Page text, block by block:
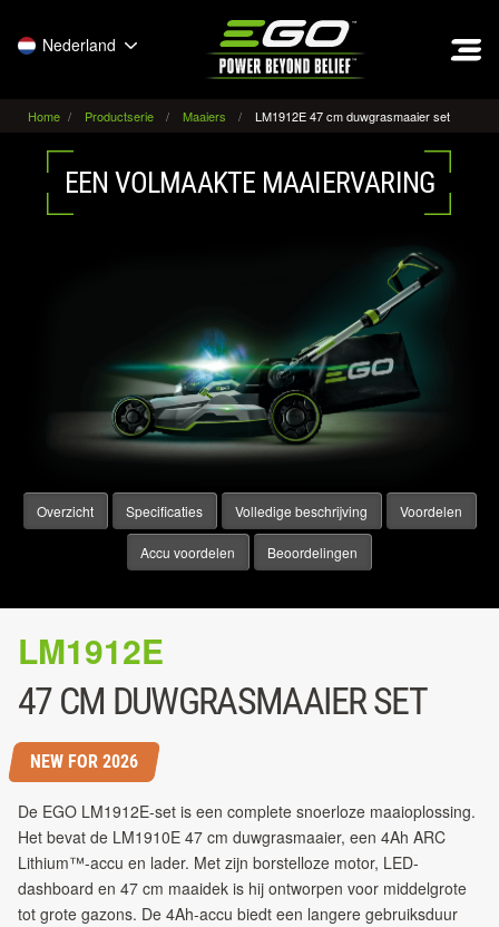
Nederland
Home Productserie Maaiers LM1912E 47 cm duwgrasmaaier set
EEN VOLMAAKTE MAAIERVARING
Overzicht Specificaties Volledige beschrijving Voordelen
Accu voordelen Beoordelingen
LM1912E
47 CM DUWGRASMAAIER SET
NEW FOR 2026
De EGO LM1912E-set is een complete snoerloze maaioplossing.
Het bevat de LM1910E 47 cm duwgrasmaaier, een 4Ah ARC
Lithium™-accu en lader. Met zijn borstelloze motor, LED-
dashboard en 47 cm maaidek is hij ontworpen voor middelgrote
tot grote gazons. De 4Ah-accu biedt een langere gebruiksduur